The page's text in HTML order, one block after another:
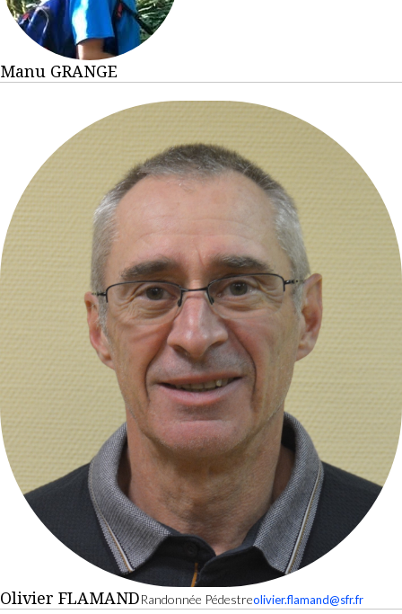
Manu GRANGE
Olivier FLAMANDRandonnée Pédestreolivier.flamand@sfr.fr